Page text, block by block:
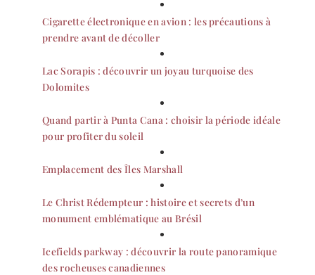
Cigarette électronique en avion : les précautions à
prendre avant de décoller
Lac Sorapis : découvrir un joyau turquoise des
Dolomites
Quand partir à Punta Cana : choisir la période idéale
pour profiter du soleil
Emplacement des Îles Marshall
Le Christ Rédempteur : histoire et secrets d’un
monument emblématique au Brésil
Icefields parkway : découvrir la route panoramique
des rocheuses canadiennes